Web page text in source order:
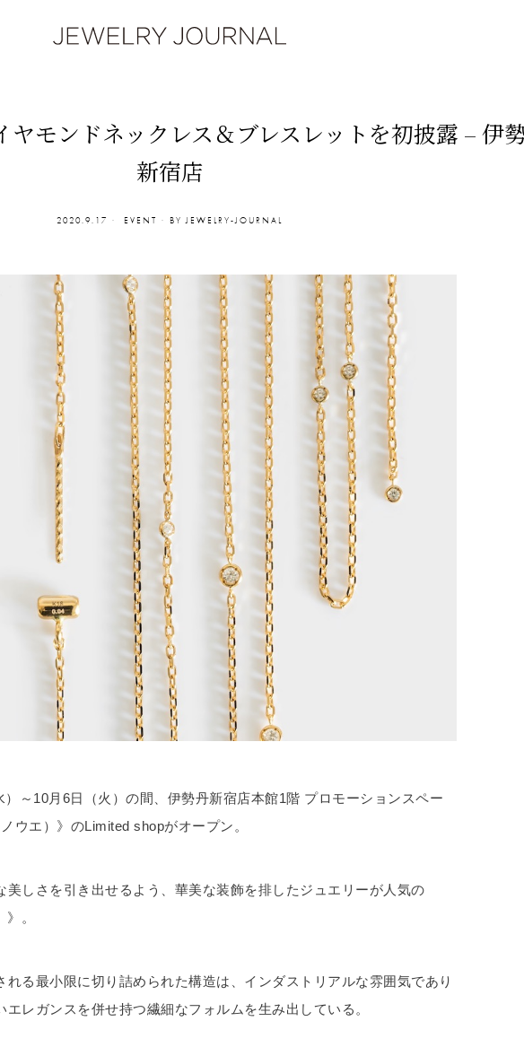
ヤモンドネックレス＆ブレスレットを初披露 – 伊
新宿店
2020.9.17 EVENT BY JEWELRY-JOURNAL
）～10月6日（火）の間、伊勢丹新宿店本館1階 プロモーションスペー
ノウエ）》のLimited shopがオープン。
美しさを引き出せるよう、華美な装飾を排したジュエリーが人気の
》。
れる最小限に切り詰められた構造は、インダストリアルな雰囲気であり
エレガンスを併せ持つ繊細なフォルムを生み出している。